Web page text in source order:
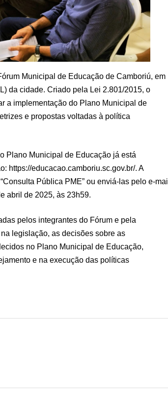
Municipal de Educação de Camboriú, em
da cidade. Criado pela Lei 2.801/2015, o
a implementação do Plano Municipal de
e propostas voltadas à política
Plano Municipal de Educação já está
https://educacao.camboriu.sc.gov.br/. A
Pública PME” ou enviá-las pelo e-mail
abril de 2025, às 23h59.
pelos integrantes do Fórum e pela
legislação, as decisões sobre as
no Plano Municipal de Educação,
e na execução das políticas